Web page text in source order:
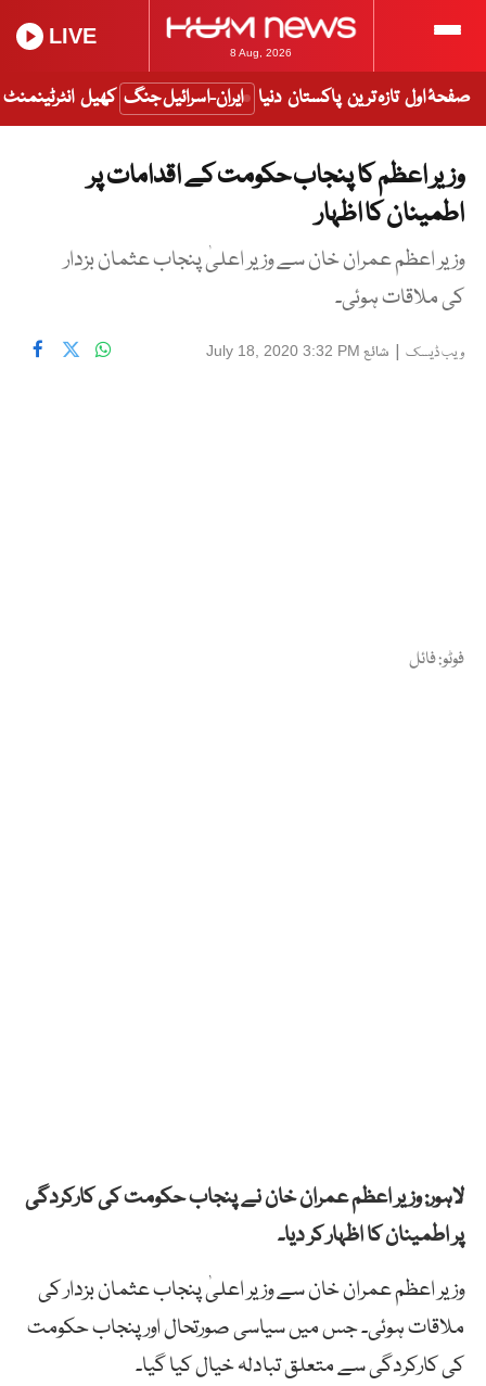
8 Aug, 2026
LIVE
صفحۂ اول تازہ ترین پاکستان دنیا ایران-اسرائیل جنگ کھیل انٹرٹینمنٹ
وزیر اعظم کا پنجاب حکومت کے اقدامات پر
اطمینان کا اظہار
وزیر اعظم عمران خان سے وزیر اعلیٰ پنجاب عثمان بزدار
کی ملاقات ہوئی۔
ویب ڈیسک | شائع July 18, 2020 3:32 PM
فوٹو: فائل
لاہور: وزیر اعظم عمران خان نے پنجاب حکومت کی کارکردگی
پر اطمینان کا اظہار کر دیا۔
وزیر اعظم عمران خان سے وزیر اعلیٰ پنجاب عثمان بزدار کی
ملاقات ہوئی۔ جس میں سیاسی صورتحال اور پنجاب حکومت
کی کارکردگی سے متعلق تبادلہ خیال کیا گیا۔